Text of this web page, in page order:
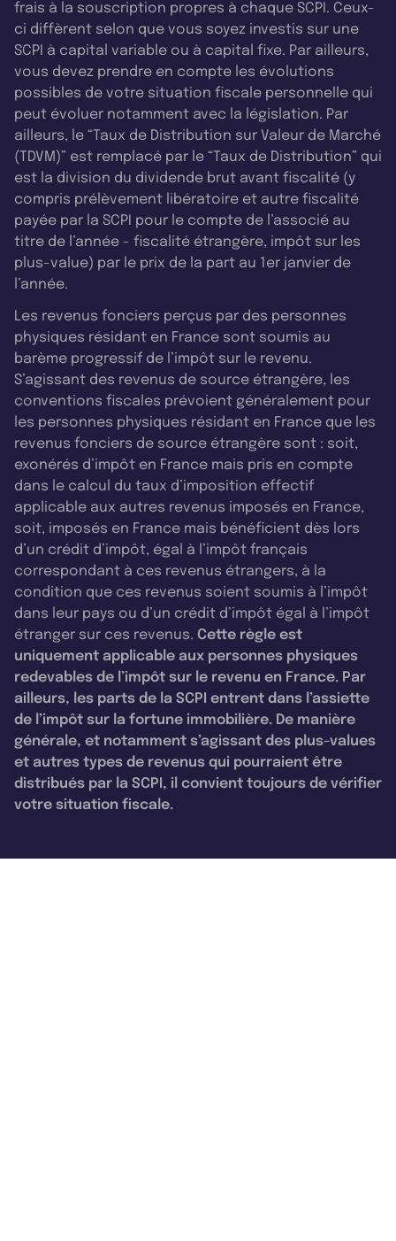
frais à la souscription propres à chaque SCPI. Ceux-
ci diffèrent selon que vous soyez investis sur une
SCPI à capital variable ou à capital fixe. Par ailleurs,
vous devez prendre en compte les évolutions
possibles de votre situation fiscale personnelle qui
peut évoluer notamment avec la législation. Par
ailleurs, le “Taux de Distribution sur Valeur de Marché
(TDVM)” est remplacé par le “Taux de Distribution” qui
est la division du dividende brut avant fiscalité (y
compris prélèvement libératoire et autre fiscalité
payée par la SCPI pour le compte de l’associé au
titre de l’année - fiscalité étrangère, impôt sur les
plus-value) par le prix de la part au 1er janvier de
l’année.
Les revenus fonciers perçus par des personnes
physiques résidant en France sont soumis au
barème progressif de l’impôt sur le revenu.
S’agissant des revenus de source étrangère, les
conventions fiscales prévoient généralement pour
les personnes physiques résidant en France que les
revenus fonciers de source étrangère sont : soit,
exonérés d’impôt en France mais pris en compte
dans le calcul du taux d’imposition effectif
applicable aux autres revenus imposés en France,
soit, imposés en France mais bénéficient dès lors
d’un crédit d’impôt, égal à l’impôt français
correspondant à ces revenus étrangers, à la
condition que ces revenus soient soumis à l’impôt
dans leur pays ou d’un crédit d’impôt égal à l’impôt
étranger sur ces revenus. Cette règle est
uniquement applicable aux personnes physiques
redevables de l’impôt sur le revenu en France. Par
ailleurs, les parts de la SCPI entrent dans l’assiette
de l’impôt sur la fortune immobilière. De manière
générale, et notamment s’agissant des plus-values
et autres types de revenus qui pourraient être
distribués par la SCPI, il convient toujours de vérifier
votre situation fiscale.